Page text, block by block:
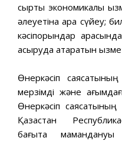
сыртқы экономикалық
əлеуетіна арқа сүйеу;
кəсіпорындар
асыруда атқаратын
Өнеркəсіп
мерзімді жəне
Өнеркəсіп
Қазақстан
бағытқа